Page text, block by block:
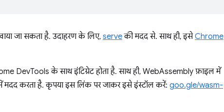
जा सकता है. उदाहरण के लिए, serveकी मदद से. साथ ही, इसेChrome
DevTools के साथ इंटिग्रेट होता है. साथ ही, WebAssembly फ़ाइल में
मदद करता है. कृपया इस लिंक पर जाकर इसे इंस्टॉल करें: goo.gle/wasm-